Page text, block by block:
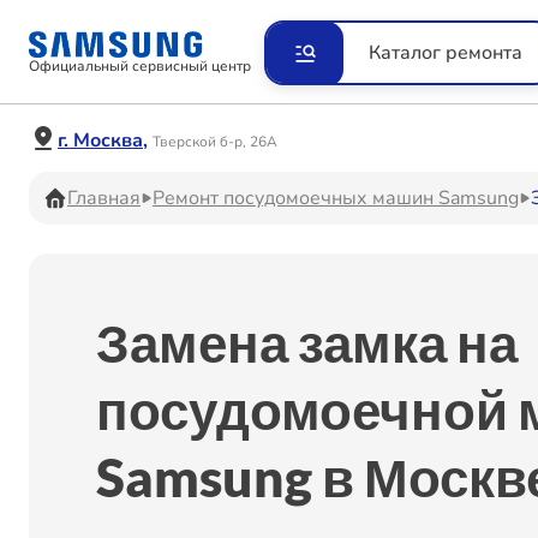
Официальный сервисный центр
Каталог ремонта
г. Москва, Тверской б-р, 26А
Главная Ремонт посудомоечных машин Samsung
Замена замка на
посудомоечной
Samsung в
Ремонт Видеокамер
Ремонт Наушников
Ремонт Холодильников
систем